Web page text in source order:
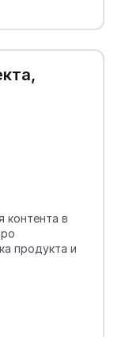
контента в
продукта и